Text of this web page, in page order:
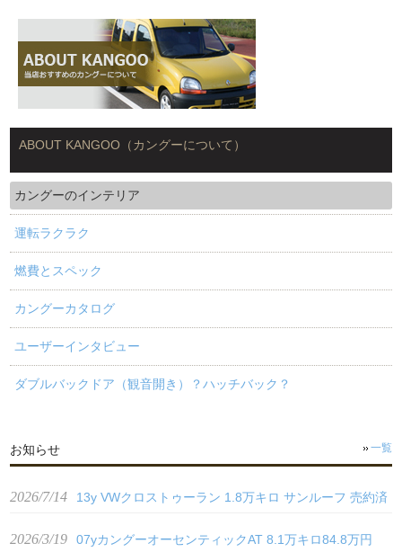
ABOUT KANGOO（カングーについて）
カングーのインテリア
運転ラクラク
燃費とスペック
カングーカタログ
ユーザーインタビュー
ダブルバックドア（観音開き）？ハッチバック？
お知らせ 一覧
2026/7/14 13y VWクロストゥーラン 1.8万キロ サンルーフ 売約済
2026/3/19 07yカングーオーセンティックAT 8.1万キロ84.8万円